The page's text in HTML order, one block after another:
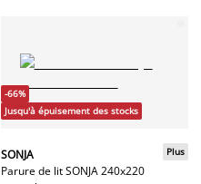
-66%
Jusqu'à épuisement des stocks
SONJA
Parure de lit SONJA 240x220
Plus